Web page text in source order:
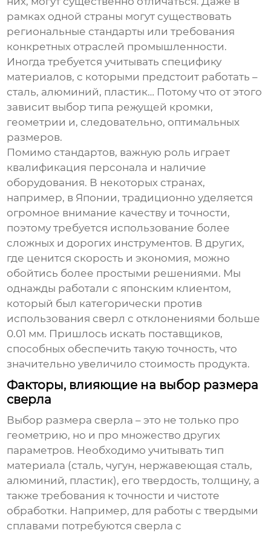
рамках одной страны могут существовать
региональные стандарты или требования
конкретных отраслей промышленности.
Иногда требуется учитывать специфику
материалов, с которыми предстоит работать –
сталь, алюминий, пластик… Потому что от этого
зависит выбор типа режущей кромки,
геометрии и, следовательно, оптимальных
размеров.
Помимо стандартов, важную роль играет
квалификация персонала и наличие
оборудования. В некоторых странах,
например, в Японии, традиционно уделяется
огромное внимание качеству и точности,
поэтому требуется использование более
сложных и дорогих инструментов. В других,
где ценится скорость и экономия, можно
обойтись более простыми решениями. Мы
однажды работали с японским клиентом,
который был категорически против
использования сверл с отклонениями больше
0.01 мм. Пришлось искать поставщиков,
способных обеспечить такую точность, что
значительно увеличило стоимость продукта.
Факторы, влияющие на выбор размера
сверла
Выбор размера сверла – это не только про
геометрию, но и про множество других
параметров. Необходимо учитывать тип
материала (сталь, чугун, нержавеющая сталь,
алюминий, пластик), его твердость, толщину, а
также требования к точности и чистоте
обработки. Например, для работы с твердыми
сплавами потребуются сверла с